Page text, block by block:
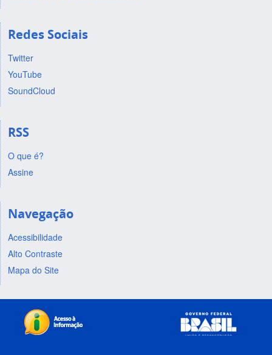
Redes Sociais
Twitter
YouTube
SoundCloud
RSS
O que é?
Assine
Navegação
Acessibilidade
Alto Contraste
Mapa do Site